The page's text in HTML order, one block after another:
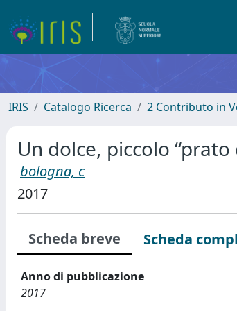
IRIS Catalogo Ricerca 2 Contributo in
Un dolce, piccolo
bologna, c
2017
Scheda breve Scheda
Anno di pubblicazione
2017